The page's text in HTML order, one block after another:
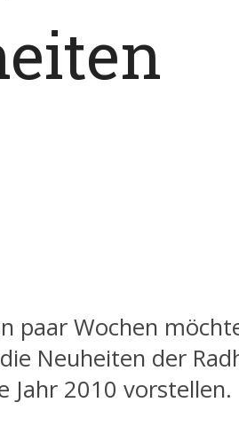
paar Wochen
Neuheiten der
Jahr 2010 vorstellen.